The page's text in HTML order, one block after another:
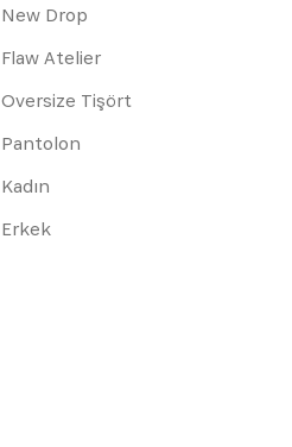
New Drop
Flaw Atelier
Oversize Tişört
Pantolon
Kadın
Erkek